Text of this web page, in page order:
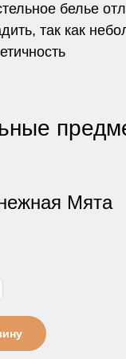
белье
так как
Мята